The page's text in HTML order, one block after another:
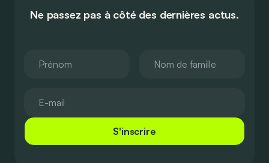
Ne passez pas à côté des dernières actus.
S'inscrire